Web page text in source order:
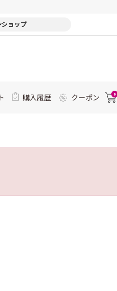
ショップ
購入履歴 クーポン 0